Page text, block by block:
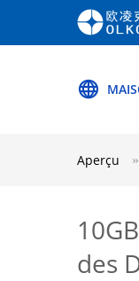
Aperçu
des